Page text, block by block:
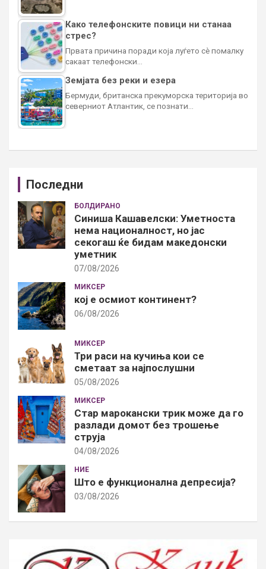
Како телефонските повици ни станаа
стрес?
Првата причина поради која луѓето сè помалку
сакаат телефонски…
Земјата без реки и езера
Бермуди, британска прекуморска територија во
северниот Атлантик, се познати…
Последни
БОЛДИРАНО
Синиша Кашавелски: Уметноста
нема националност, но јас
секогаш ќе бидам македонски
уметник
07/08/2026
МИКСЕР
кој е осмиот континент?
06/08/2026
МИКСЕР
Три раси на кучиња кои се
сметаат за најпослушни
05/08/2026
МИКСЕР
Стар марокански трик може да го
разлади домот без трошење
струја
04/08/2026
НИЕ
Што е функционална депресија?
03/08/2026